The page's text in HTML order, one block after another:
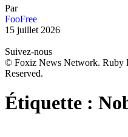
Par
FooFree
15 juillet 2026
Suivez-nous
© Foxiz News Network. Ruby
Reserved.
Étiquette :